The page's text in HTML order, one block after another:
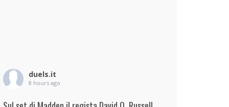
duels.it
8 hours ago